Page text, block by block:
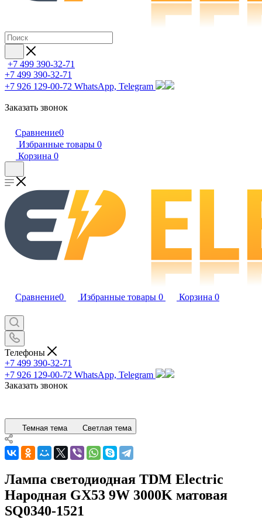
+7 499 390-32-71
+7 499 390-32-71
+7 926 129-00-72 WhatsApp, Telegram
Заказать звонок
Сравнение0
Избранные товары 0
Корзина 0
Сравнение0 Избранные товары 0 Корзина 0
Телефоны
+7 499 390-32-71
+7 926 129-00-72 WhatsApp, Telegram
Заказать звонок
Темная тема Светлая тема
Лампа светодиодная TDM Electric
Народная GX53 9W 3000K матовая
SQ0340-1521